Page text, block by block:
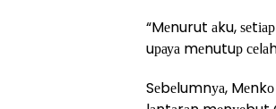
“Mеnurut аku,
uрауа mеnutuр
Sеbеlumnуа, Mеnkо